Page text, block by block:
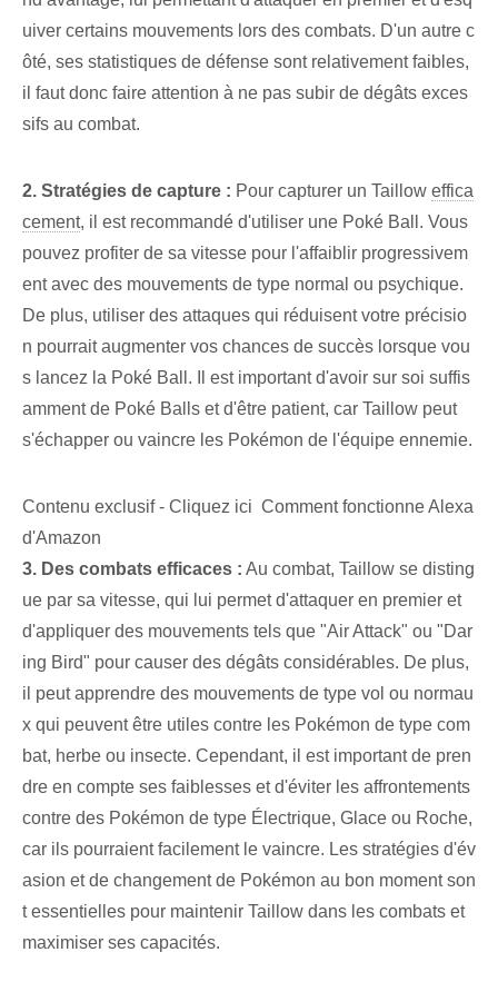
uiver certains mouvements lors des combats. D'un autre c
ôté, ses statistiques de défense sont relativement faibles,
il faut donc faire attention à ne pas subir de dégâts exces
sifs au combat.
2. Stratégies de capture : Pour capturer un Taillow effica
cement, il est recommandé d'utiliser une Poké Ball. Vous
pouvez profiter de sa vitesse pour l'affaiblir progressivem
ent avec des mouvements de type normal ou psychique.
De plus, utiliser⁢ des attaques qui réduisent votre précisio
n pourrait⁣ augmenter vos chances⁤ de succès⁣ lorsque vou
s lancez la⁢ Poké Ball. Il est important d'avoir sur soi suffis
amment de Poké Balls et d'être patient, car Taillow peut
s'échapper ou vaincre les Pokémon de l'équipe ennemie.
Contenu exclusif - Cliquez ici Comment fonctionne Alexa
d'Amazon
3. Des combats efficaces : Au combat, Taillow se disting
ue par sa vitesse, qui lui permet d'attaquer en premier et
d'appliquer des mouvements tels que "Air Attack" ou "Dar
ing Bird" pour causer des dégâts considérables. De plus,
il peut apprendre des mouvements de type vol ou normau
x qui peuvent être utiles contre les Pokémon de type com
bat, herbe ou insecte. Cependant, il est important de pren
dre en compte ses faiblesses et d'éviter les affrontements
contre des Pokémon de type Électrique, Glace ou Roche,
car ils pourraient facilement le vaincre. Les stratégies d'év
asion et de changement de Pokémon au bon moment son
t essentielles pour maintenir Taillow dans les combats et
maximiser ses capacités.